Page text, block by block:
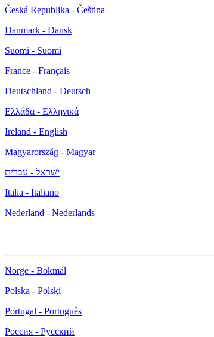
Česká Republika - Čeština
Danmark - Dansk
Suomi - Suomi
France - Français
Deutschland - Deutsch
Ελλάδα - Ελληνικά
Ireland - English
Magyarország - Magyar
ישראל - עברית
Italia - Italiano
Nederland - Nederlands
Norge - Bokmål
Polska - Polski
Portugal - Português
Россия - Русский